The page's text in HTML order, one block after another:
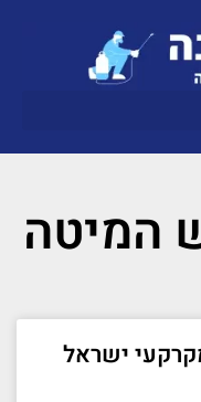
המיטה
ישראל